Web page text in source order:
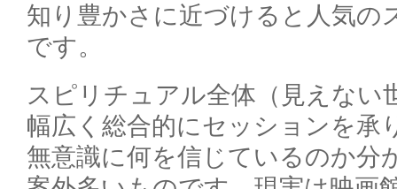
知り豊かさに近づけると人気の
です。
スピリチュアル全体（見えない
幅広く総合的にセッションを承
無意識に何を信じているのか分